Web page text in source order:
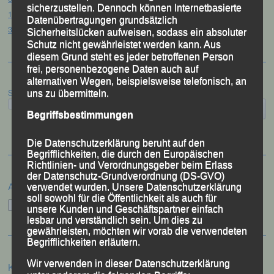
12. Loser Berglauf – Altaussee/Österreich, 25.07.2026
32. Sommerbiathlon – Passau, 18.07.2026
Suchen
Archiv
Archiv
Kategorien
sicherzustellen. Dennoch können Internetbasierte
Datenübertragungen grundsätzlich
Sicherheitslücken aufweisen, sodass ein absoluter
Schutz nicht gewährleistet werden kann. Aus
diesem Grund steht es jeder betroffenen Person
frei, personenbezogene Daten auch auf
alternativen Wegen, beispielsweise telefonisch, an
uns zu übermitteln.
Begriffsbestimmungen
Die Datenschutzerklärung beruht auf den
Begrifflichkeiten, die durch den Europäischen
Richtlinien- und Verordnungsgeber beim Erlass
der Datenschutz-Grundverordnung (DS-GVO)
verwendet wurden. Unsere Datenschutzerklärung
soll sowohl für die Öffentlichkeit als auch für
unsere Kunden und Geschäftspartner einfach
lesbar und verständlich sein. Um dies zu
gewährleisten, möchten wir vorab die verwendeten
Begrifflichkeiten erläutern.
Wir verwenden in dieser Datenschutzerklärung